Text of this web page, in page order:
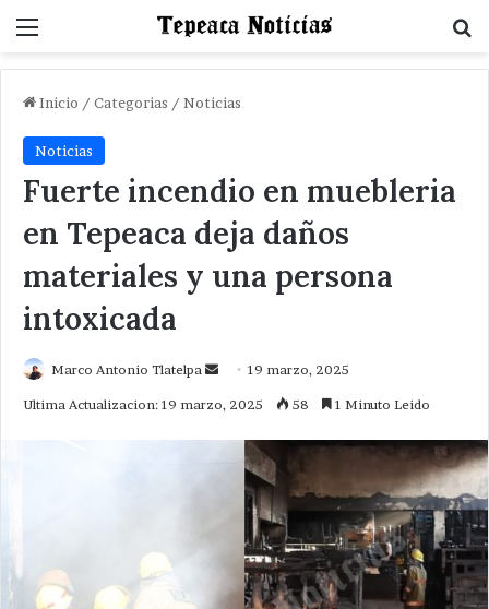
Menu
Inicio / Categorias / Noticias
Noticias
Fuerte incendio en muebleria
en Tepeaca deja daños
materiales y una persona
intoxicada
Marco Antonio Tlatelpa
Send19 marzo, 2025
Ultima Actualizacion: 19 marzo, 2025 58 1 Minuto Leido